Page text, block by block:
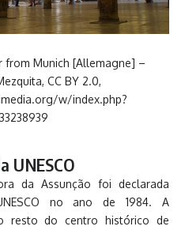
from Munich [Allemagne] –
CC BY 2.0,
w/index.php?
UNESCO
da Assunção foi declarada
no ano de 1984. A
resto do centro histórico de